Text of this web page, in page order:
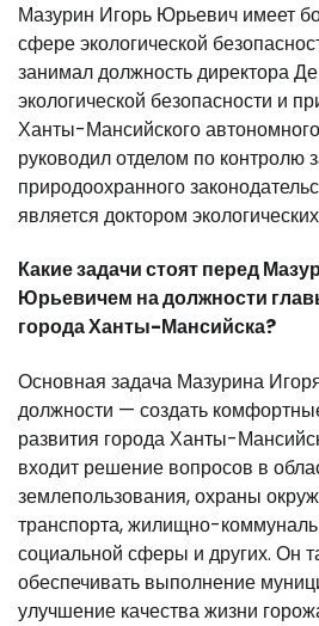
Мазурин Игорь Юрьевич имеет
сфере экологической
занимал должность директора
экологической безопасности и
Ханты-Мансийского
руководил отделом по контролю
природоохранного
является доктором
Какие задачи стоят перед
Юрьевичем на должности
города Ханты-Мансийска?
Основная задача Мазурина
должности — создать
развития города Ханты-
входит решение вопросов в
землепользования, охраны
транспорта, жилищно-
социальной сферы и других. Он
обеспечивать выполнение
улучшение качества жизни